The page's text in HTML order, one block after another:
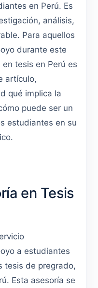
en Perú. Es
análisis,
Para aquellos
durante este
tesis en Perú es
artículo,
qué implica la
puede ser un
estudiantes en su
en Tesis
a estudiantes
tesis de pregrado,
Esta asesoría se